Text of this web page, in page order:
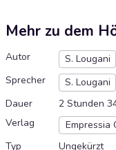
Mehr zu dem
Autor
S. Lougani
Sprecher
S. Lougani
Dauer
2 Stunden
Verlag
Empressia
Typ
Ungekürzt